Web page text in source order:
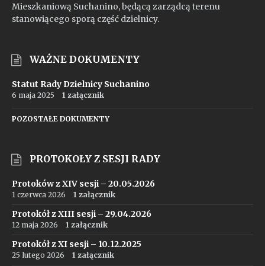
Mieszkaniową Suchanino, będącą zarządcą terenu
stanowiącego sporą część dzielnicy.
WAŻNE DOKUMENTY
Statut Rady Dzielnicy Suchanino
6 maja 2025 1 załącznik
POZOSTAŁE DOKUMENTY
PROTOKOŁY Z SESJI RADY
Protoków z XIV sesji – 20.05.2026
1 czerwca 2026 1 załącznik
Protokół z XIII sesji – 29.04.2026
12 maja 2026 1 załącznik
Protokół z XI sesji – 10.12.2025
25 lutego 2026 1 załącznik